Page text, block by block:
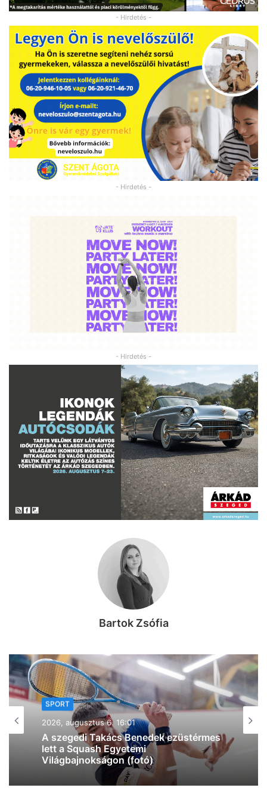
- Hirdetés -
- Hirdetés -
- Hirdetés -
Bartok Zsófia
SPORT
2026, augusztus 5. 19:53
Most a szegedieken a sor: Szabó
„Sonka” László a Magyar Kézilabda
Hírességek Csarnokába kerülhet